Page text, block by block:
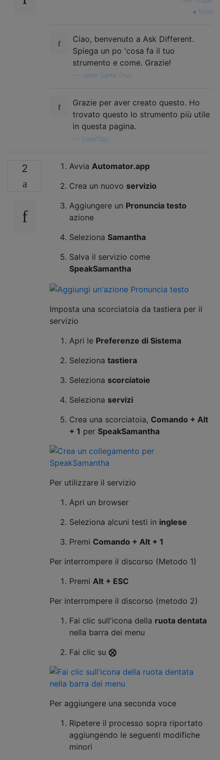
fonte
Ciao, benvenuto a Ask Different.
Spiega un po 'cosa fa il tuo
strumento e come. Grazie!
Jaime Santa Cruz,
Grazie per aver creato questo. Ho
trovato questo lo strumento più utile
in questa pagina.
SuperSpy,
2 Avvia Automator.app
Crea un nuovo servizio
Aggiungere un Pronuncia testo
azione
Seleziona Samantha
Salva il servizio come
SpeakSamantha
Imposta una scorciatoia da tastiera per il
servizio
Apri le Preferenze di Sistema
Seleziona tastiera
Seleziona scorciatoie
Seleziona servizi
Crea una scorciatoia, Comando + Alt
+ 1 per SpeakSamantha
Per utilizzare il servizio
Apri un browser
Seleziona alcuni testi in inglese
Premi Comando + Alt + 1
Per interrompere il discorso (Metodo 1)
Premi Alt + ESC
Per interrompere il discorso (metodo 2)
Fai clic sull'icona della ruota dentata
nella barra dei menu
Fai clic su ⨂
Per aggiungere una seconda voce
Ripetere il processo sopra riportato
aggiungendo le seguenti modifiche
minori